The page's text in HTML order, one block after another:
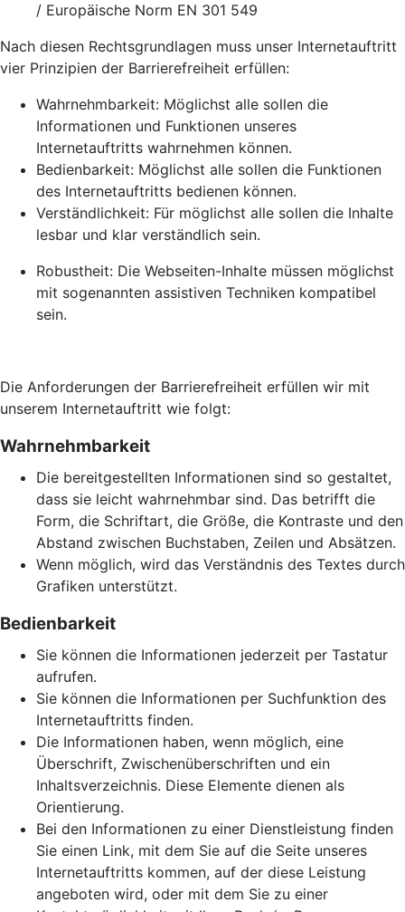
/ Europäische Norm EN 301 549
Nach diesen Rechtsgrundlagen muss unser Internetauftritt
vier Prinzipien der Barrierefreiheit erfüllen:
Wahrnehmbarkeit: Möglichst alle sollen die
Informationen und Funktionen unseres
Internetauftritts wahrnehmen können.
Bedienbarkeit: Möglichst alle sollen die Funktionen
des Internetauftritts bedienen können.
Verständlichkeit: Für möglichst alle sollen die Inhalte
lesbar und klar verständlich sein.
Robustheit: Die Webseiten-Inhalte müssen möglichst
mit sogenannten assistiven Techniken kompatibel
sein.
Die Anforderungen der Barrierefreiheit erfüllen wir mit
unserem Internetauftritt wie folgt:
Wahrnehmbarkeit
Die bereitgestellten Informationen sind so gestaltet,
dass sie leicht wahrnehmbar sind. Das betrifft die
Form, die Schriftart, die Größe, die Kontraste und den
Abstand zwischen Buchstaben, Zeilen und Absätzen.
Wenn möglich, wird das Verständnis des Textes durch
Grafiken unterstützt.
Bedienbarkeit
Sie können die Informationen jederzeit per Tastatur
aufrufen.
Sie können die Informationen per Suchfunktion des
Internetauftritts finden.
Die Informationen haben, wenn möglich, eine
Überschrift, Zwischenüberschriften und ein
Inhaltsverzeichnis. Diese Elemente dienen als
Orientierung.
Bei den Informationen zu einer Dienstleistung finden
Sie einen Link, mit dem Sie auf die Seite unseres
Internetauftritts kommen, auf der diese Leistung
angeboten wird, oder mit dem Sie zu einer